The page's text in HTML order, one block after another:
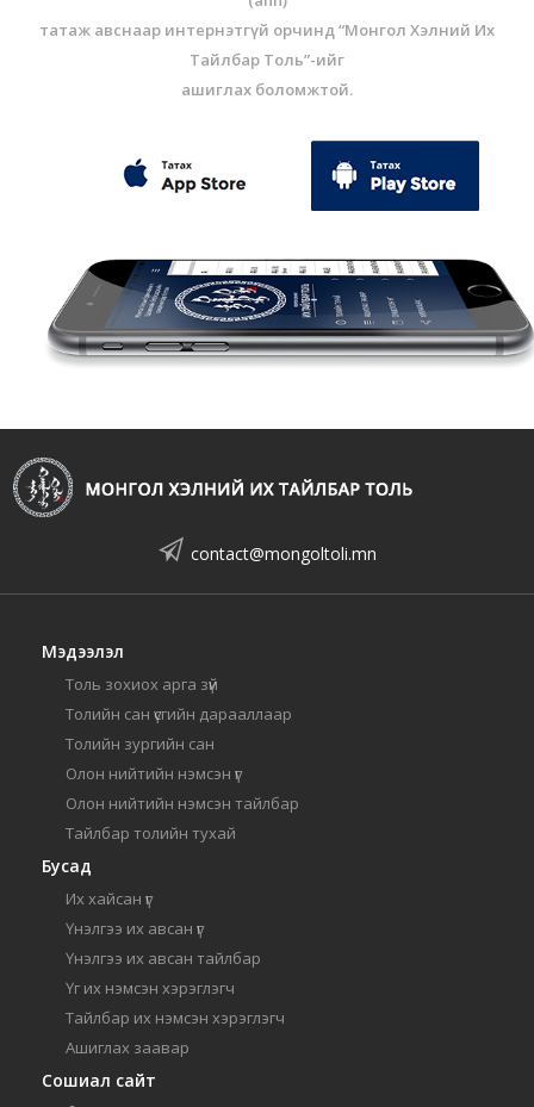
татаж авснаар интернэтгүй орчинд “Монгол Хэлний Их
Тайлбар Толь”-ийг
ашиглах боломжтой.
contact@mongoltoli.mn
Мэдээлэл
Толь зохиох арга зүй
Толийн сан үсгийн дарааллаар
Толийн зургийн сан
Олон нийтийн нэмсэн үг
Олон нийтийн нэмсэн тайлбар
Тайлбар толийн тухай
Бусад
Их хайсан үг
Үнэлгээ их авсан үг
Үнэлгээ их авсан тайлбар
Үг их нэмсэн хэрэглэгч
Тайлбар их нэмсэн хэрэглэгч
Ашиглах заавар
Сошиал сайт